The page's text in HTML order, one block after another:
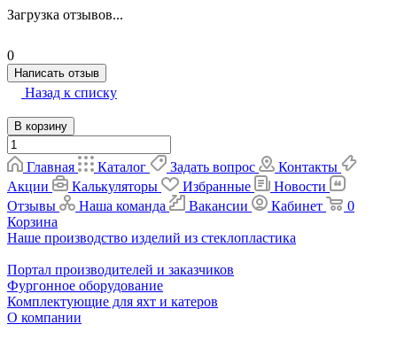
Загрузка отзывов...
0
Написать отзыв
Назад к списку
В корзину
Главная Каталог Задать вопрос
Контакты
Акции
Калькуляторы Избранные
Новости
Отзывы
Наша команда Вакансии Кабинет
0
Корзина
Наше производство изделий из стеклопластика
Портал производителей и заказчиков
Фургонное оборудование
Комплектующие для яхт и катеров
О компании